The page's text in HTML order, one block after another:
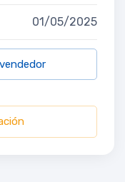
01/05/2025